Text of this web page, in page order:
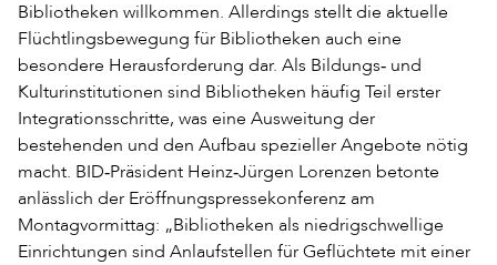
Bibliotheken willkommen. Allerdings stellt die aktuelle
Flüchtlingsbewegung für Bibliotheken auch eine
besondere Herausforderung dar. Als Bildungs‐ und
Kulturinstitutionen sind Bibliotheken häufig Teil erster
Integrationsschritte, was eine Ausweitung der
bestehenden und den Aufbau spezieller Angebote nötig
macht. BID‐Präsident Heinz‐Jürgen Lorenzen betonte
anlässlich der Eröffnungspressekonferenz am
Montagvormittag: „Bibliotheken als niedrigschwellige
Einrichtungen sind Anlaufstellen für Geflüchtete mit einer